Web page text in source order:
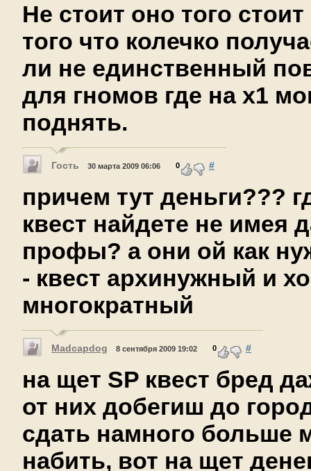
Не стоит оно того
того что колечко
ли не единственный
для гномов где на х1
поднять.
Гость 30 марта 2009 06:06 0 #
причем тут деньги???
квест найдете не имея
профы? а они ой как
- квест архинужный и
многократный
Madcapdog 8 сентября 2009 19:02 0 #
на щет SP квест бред
от них добегиш до
сдать намного больше
набить, вот на щет